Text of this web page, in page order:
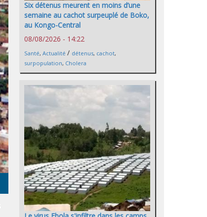
Six détenus meurent en moins d’une
semaine au cachot surpeuplé de Boko,
au Kongo-Central
08/08/2026 - 14:22
Santé, Actualité / détenus, cachot,
surpopulation, Cholera